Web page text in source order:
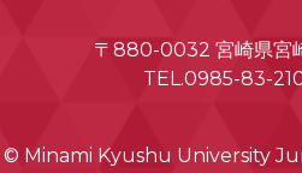
〒880-0032 宮崎県宮
TEL.0985-83-
© Minami Kyushu University